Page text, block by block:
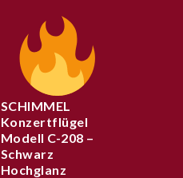
SCHIMMEL
Konzertflügel
Modell C-208 –
Schwarz
Hochglanz